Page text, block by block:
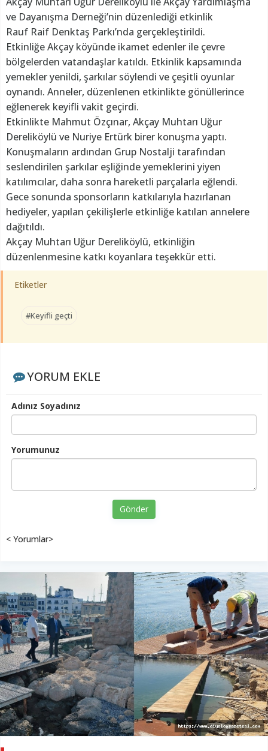
ve Dayanışma Derneği’nin düzenlediği etkinlik
Rauf Raif Denktaş Parkı’nda gerçekleştirildi.
Etkinliğe Akçay köyünde ikamet edenler ile çevre
bölgelerden vatandaşlar katıldı. Etkinlik kapsamında
yemekler yenildi, şarkılar söylendi ve çeşitli oyunlar
oynandı. Anneler, düzenlenen etkinlikte gönüllerince
eğlenerek keyifli vakit geçirdi.
Etkinlikte Mahmut Özçınar, Akçay Muhtarı Uğur
Dereliköylü ve Nuriye Ertürk birer konuşma yaptı.
Konuşmaların ardından Grup Nostalji tarafından
seslendirilen şarkılar eşliğinde yemeklerini yiyen
katılımcılar, daha sonra hareketli parçalarla eğlendi.
Gece sonunda sponsorların katkılarıyla hazırlanan
hediyeler, yapılan çekilişlerle etkinliğe katılan annelere
dağıtıldı.
Akçay Muhtarı Uğur Dereliköylü, etkinliğin
düzenlenmesine katkı koyanlara teşekkür etti.
Etiketler
#Keyifli geçti
YORUM EKLE
Adınız Soyadınız
Yorumunuz
Gönder
< Yorumlar>